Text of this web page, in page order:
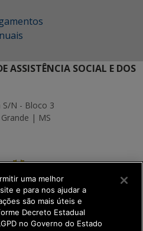
ASSISTÊNCIA SOCIAL E DOS
S/N - Bloco 3
| MS
uma melhor
e para nos ajudar a
são mais úteis e
Decreto Estadual
no Governo do Estado